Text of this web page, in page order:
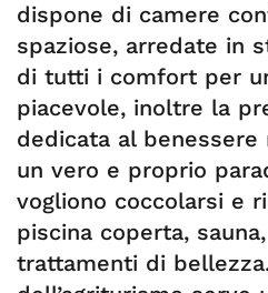
dispone di camere
spaziose, arredate in
di tutti i comfort per
piacevole, inoltre la
dedicata al
un vero e proprio
vogliono coccolarsi e
piscina coperta,
trattamenti di